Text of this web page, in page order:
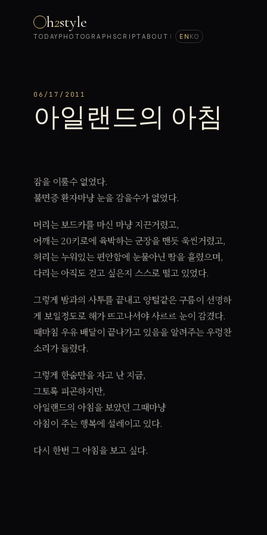
h2style
TODAY PHOTOGRAPH SCRIPTABOUT | EN KO
06/17/2011
아일랜드의 아침
잠을 이룰수 없었다.
불면증 환자마냥 눈을 감을수가 없었다.
머리는 보드카를 마신 마냥 지끈거렸고,
어깨는 20키로에 육박하는 군장을 맨듯 욱씬거렸고,
허리는 누워있는 편안함에 눈물아닌 땀을 흘렸으며,
다리는 아직도 걷고 싶은지 스스로 떨고 있었다.
그렇게 밤과의 사투를 끝내고 양털같은 구름이 선명하
게 보일정도로 해가 뜨고나서야 사르르 눈이 감겼다.
때마침 우유 배달이 끝나가고 있음을 알려주는 우렁찬
소리가 들렸다.
그렇게 한숨만을 자고 난 지금,
그토록 피곤하지만,
아일랜드의 아침을 보았던 그때마냥
아침이 주는 행복에 설레이고 있다.
다시 한번 그 아침을 보고 싶다.